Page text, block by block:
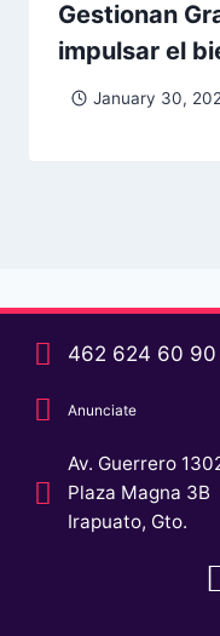
Gestionan
impulsar el
January 30,
462 624 60 90
Anunciate
Av. Guerrero
Plaza Magna 3B
Irapuato, Gto.